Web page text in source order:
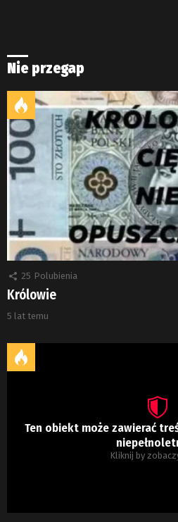
Nie przegap
25 Polubienia
Królowie
5 lat temu
Ten obiekt może zawierać
Kliknij by